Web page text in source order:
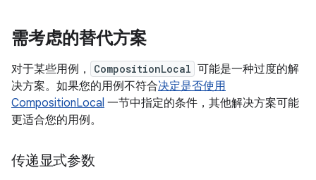
需考虑的替代方案
对于某些用例， CompositionLocal 可能是一种过度的解
决方案。如果您的用例不符合决定是否使用
CompositionLocal 一节中指定的条件，其他解决方案可能
更适合您的用例。
传递显式参数